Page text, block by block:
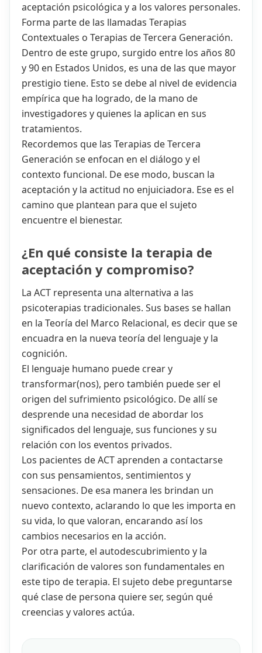
aceptación psicológica y a los valores personales.
Forma parte de las llamadas Terapias
Contextuales o Terapias de Tercera Generación.
Dentro de este grupo, surgido entre los años 80
y 90 en Estados Unidos, es una de las que mayor
prestigio tiene. Esto se debe al nivel de evidencia
empírica que ha logrado, de la mano de
investigadores y quienes la aplican en sus
tratamientos.
Recordemos que las Terapias de Tercera
Generación se enfocan en el diálogo y el
contexto funcional. De ese modo, buscan la
aceptación y la actitud no enjuiciadora. Ese es el
camino que plantean para que el sujeto
encuentre el bienestar.
¿En qué consiste la terapia de
aceptación y compromiso?
La ACT representa una alternativa a las
psicoterapias tradicionales. Sus bases se hallan
en la Teoría del Marco Relacional, es decir que se
encuadra en la nueva teoría del lenguaje y la
cognición.
El lenguaje humano puede crear y
transformar(nos), pero también puede ser el
origen del sufrimiento psicológico. De allí se
desprende una necesidad de abordar los
significados del lenguaje, sus funciones y su
relación con los eventos privados.
Los pacientes de ACT aprenden a contactarse
con sus pensamientos, sentimientos y
sensaciones. De esa manera les brindan un
nuevo contexto, aclarando lo que les importa en
su vida, lo que valoran, encarando así los
cambios necesarios en la acción.
Por otra parte, el autodescubrimiento y la
clarificación de valores son fundamentales en
este tipo de terapia. El sujeto debe preguntarse
qué clase de persona quiere ser, según qué
creencias y valores actúa.